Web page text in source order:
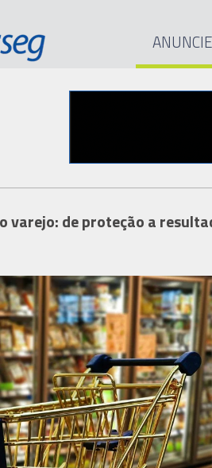
ANUNCIE
varejo: de proteção a